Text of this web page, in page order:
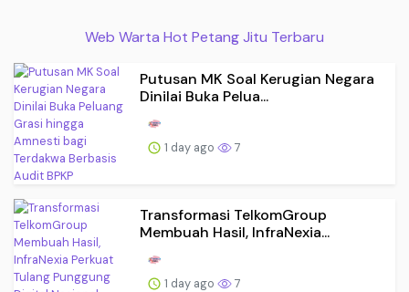
Web Warta Hot Petang Jitu Terbaru
Putusan MK Soal Kerugian Negara
Dinilai Buka Pelua...
1 day ago 7
Transformasi TelkomGroup
Membuah Hasil, InfraNexia...
1 day ago 7